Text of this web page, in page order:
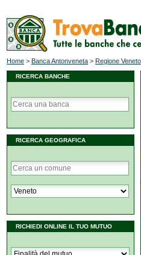
Home > Banca Antonveneta > Regione Veneto
RICERCA BANCHE
RICERCA GEOGRAFICA
RICHIEDI ONLINE IL TUO MUTUO